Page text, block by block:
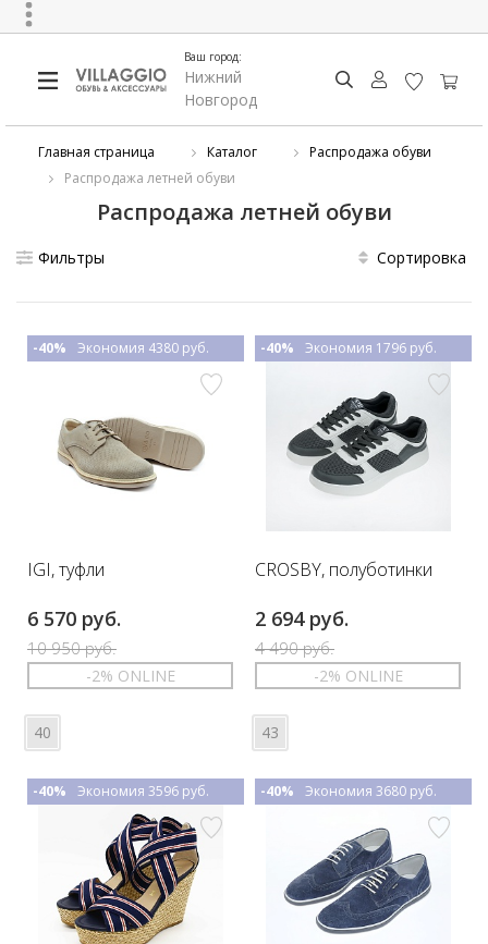
Ваш город:
Нижний
Новгород
Главная страница Каталог
Распродажа обуви
Распродажа летней обуви
Распродажа летней обуви
Фильтры Сортировка
IGI, туфли
6 570 руб.
10 950 руб.
-40% Экономия 4380 руб.
-2% ONLINE
40
CROSBY, полуботинки
2 694 руб.
4 490 руб.
-40% Экономия 1796 руб.
-2% ONLINE
43
-40% Экономия 3596 руб. -40% Экономия 3680 руб.